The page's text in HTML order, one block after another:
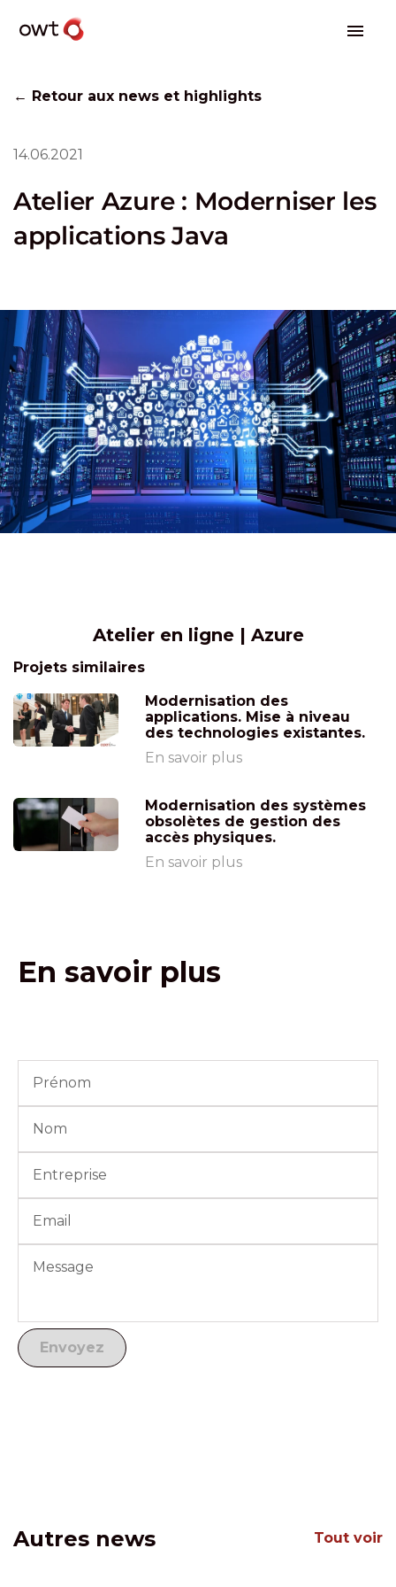
← Retour aux news et highlights
14.06.2021
Atelier Azure : Moderniser les
applications Java
Atelier en ligne | Azure
Projets similaires
Modernisation des
applications. Mise à niveau
des technologies existantes.
En savoir plus
Modernisation des systèmes
obsolètes de gestion des
accès physiques.
En savoir plus
En savoir plus
Autres news Tout voir